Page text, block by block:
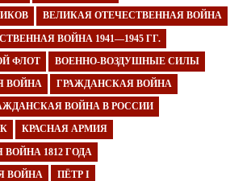
ВЕЛИКАЯ ОТЕЧЕСТВЕННАЯ ВОЙНА
ВОЙНА 1941—1945 ГГ.
ФЛОТ ВОЕННО-ВОЗДУШНЫЕ СИЛЫ
ВОЙНА ГРАЖДАНСКАЯ ВОЙНА
ВОЙНА В РОССИИ
КРАСНАЯ АРМИЯ
1812 ГОДА
ВОЙНА ПЁТР I